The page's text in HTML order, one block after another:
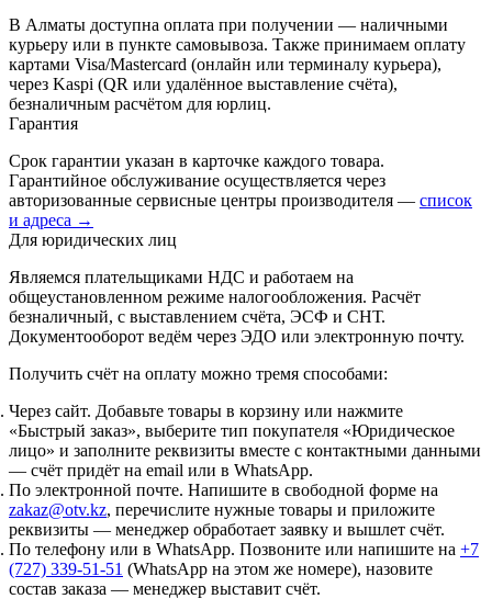
В Алматы доступна оплата при получении — наличными
курьеру или в пункте самовывоза. Также принимаем оплату
картами Visa/Mastercard (онлайн или терминалу курьера),
через Kaspi (QR или удалённое выставление счёта),
безналичным расчётом для юрлиц.
Гарантия
Срок гарантии указан в карточке каждого товара.
Гарантийное обслуживание осуществляется через
авторизованные сервисные центры производителя — список
и адреса →
Для юридических лиц
Являемся плательщиками НДС и работаем на
общеустановленном режиме налогообложения. Расчёт
безналичный, с выставлением счёта, ЭСФ и СНТ.
Документооборот ведём через ЭДО или электронную почту.
Получить счёт на оплату можно тремя способами:
Через сайт. Добавьте товары в корзину или нажмите
«Быстрый заказ», выберите тип покупателя «Юридическое
лицо» и заполните реквизиты вместе с контактными данными
— счёт придёт на email или в WhatsApp.
По электронной почте. Напишите в свободной форме на
zakaz@otv.kz, перечислите нужные товары и приложите
реквизиты — менеджер обработает заявку и вышлет счёт.
По телефону или в WhatsApp. Позвоните или напишите на +7
(727) 339-51-51 (WhatsApp на этом же номере), назовите
состав заказа — менеджер выставит счёт.